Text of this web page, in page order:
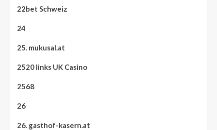
22bet Schweiz
24
25. mukusal.at
2520 links UK Casino
2568
26
26. gasthof-kasern.at